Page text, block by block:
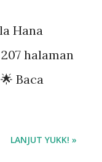
Hana
halaman
Baca
LANJUT YUKK! »